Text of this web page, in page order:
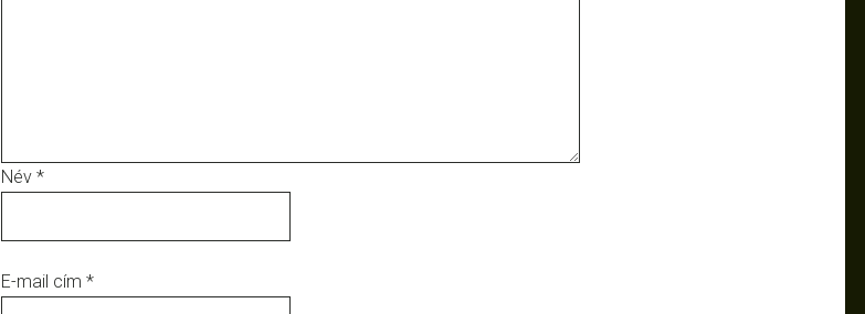
Név *
E-mail cím *